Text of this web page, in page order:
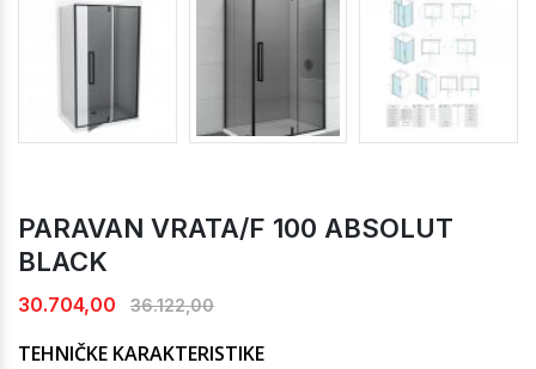
PARAVAN VRATA/F 100 ABSOLUT
BLACK
30.704,00 36.122,00
TEHNIČKE KARAKTERISTIKE